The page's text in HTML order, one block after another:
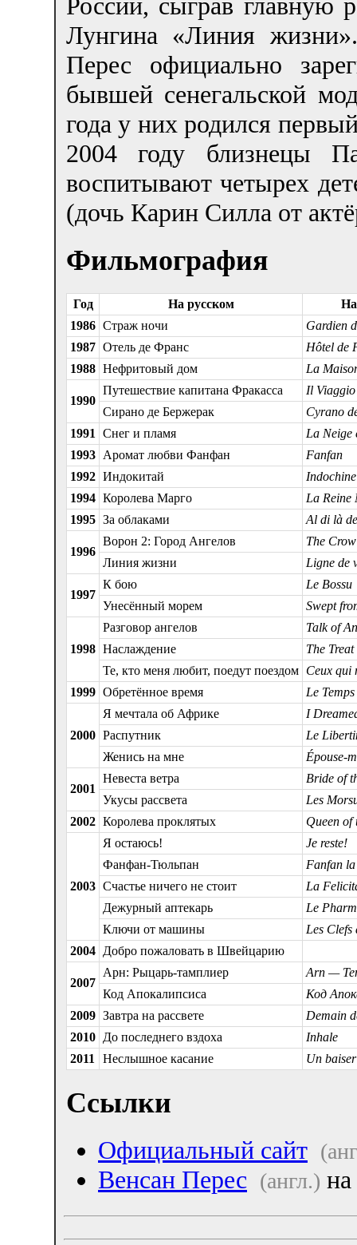
Лунгина «Линия
Перес официально
бывшей сенегальской
года у них родился
2004 году близнецы
воспитывают четырех
(дочь Карин Силла от
Фильмография
Год На русском
1986 Страж ночи
Gardien
1987 Отель де Франс
Hôtel de
1988 Нефритовый дом La
1990
Путешествие капитана Фракасса
Il
Сирано де Бержерак
Cyrano
1991
Снег и пламя
La Neige
1993 Аромат любви Фанфан
Fanfan
1992 Индокитай
Indochine
1994 Королева Марго
La Reine
1995 За облаками Al di là
1996
Ворон 2: Город Ангелов
The
Линия жизни
Ligne de
1997
К бою
Le Bossu
Унесённый морем
Swept
1998
Разговор ангелов
Talk of
Наслаждение
The Treat
Те, кто меня любит, поедут поездом Ceux qui
1999 Обретённое время Le
2000
Я мечтала об Африке
I
Распутник
Le
Женись на мне
Épouse-
2001
Невеста ветра
Bride of
Укусы рассвета
Les
2002 Королева проклятых Queen of
2003
Я остаюсь!
Je reste!
Фанфан-Тюльпан
Fanfan
Счастье ничего не стоит
La
Дежурный аптекарь
Le
Ключи от машины
Les Clefs
2004 Добро пожаловать в Швейцарию
2007
Арн: Рыцарь-тамплиер
Arn —
Код Апокалипсиса
Код
2009 Завтра на рассвете
Demain
2010 До последнего вздоха
Inhale
2011
Неслышное касание Un
Ссылки
Официальный сайт
Венсан Перес (англ.)